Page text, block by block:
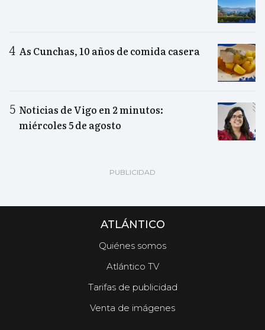
As Cunchas, 10 años de comida casera
Noticias de Vigo en 2 minutos:
miércoles 5 de agosto
ATLÁNTICO
Quiénes somos
Atlántico TV
Tarifas de publicidad
Venta de imágenes